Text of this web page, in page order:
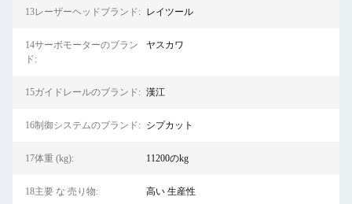
13レーザーヘッドブランド: レイツール
14サーボモーターのブラン
ド:
ヤスカワ
15ガイドレールのブランド: 漢江
16制御システムのブランド: シプカット
17体重 (kg): 11200のkg
18主要 な 売り物: 高い 生産性